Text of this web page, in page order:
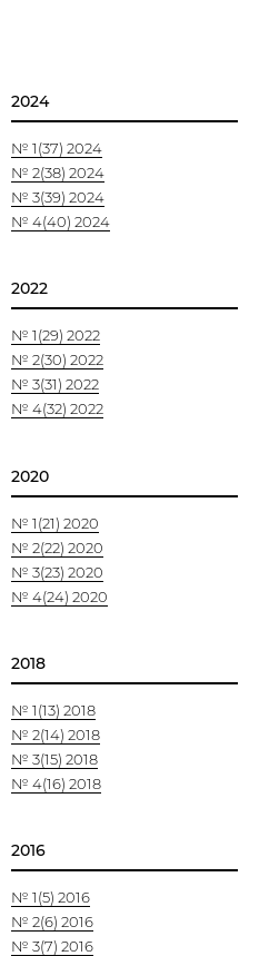
2024
№ 1(37) 2024
№ 2(38) 2024
№ 3(39) 2024
№ 4(40) 2024
2022
№ 1(29) 2022
№ 2(30) 2022
№ 3(31) 2022
№ 4(32) 2022
2020
№ 1(21) 2020
№ 2(22) 2020
№ 3(23) 2020
№ 4(24) 2020
2018
№ 1(13) 2018
№ 2(14) 2018
№ 3(15) 2018
№ 4(16) 2018
2016
№ 1(5) 2016
№ 2(6) 2016
№ 3(7) 2016